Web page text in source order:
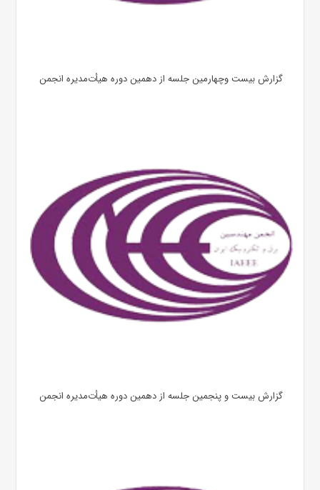
گزارش بیست وچهارمین جلسه از دهمین دوره هیأت‌مدیره انجمن
گزارش بیست و پنجمین جلسه از دهمین دوره هیأت‌مدیره انجمن